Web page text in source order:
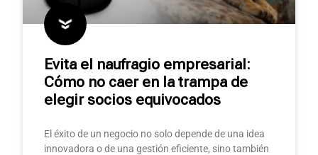
Evita el naufragio empresarial:
Cómo no caer en la trampa de
elegir socios equivocados
El éxito de un negocio no solo depende de una idea
innovadora o de una gestión eficiente, sino también